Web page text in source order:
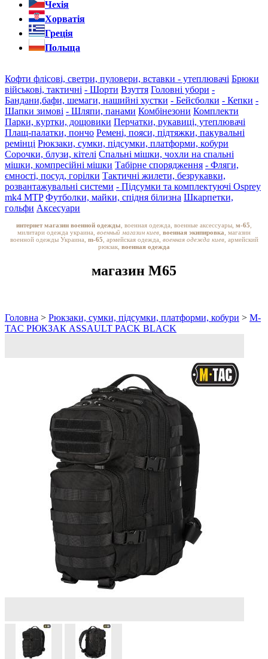
Чехія
Хорватія
Греція
Польща
Кофти флісові, светри, пуловери, вставки - утеплювачі Брюки
військові, тактичні - Шорти Взуття Головні убори -
Бандани,бафи, шемаги, нашийні хустки - Бейсболки - Кепки -
Шапки зимові - Шляпи, панами Комбінезони Комплекти
Парки, куртки, дощовики Перчатки, рукавиці, утеплювачі
Плащ-палатки, пончо Ремені, пояси, підтяжки, пакувальні
ремінці Рюкзаки, сумки, підсумки, платформи, кобури
Сорочки, блузи, кітелі Спальні мішки, чохли на спальні
мішки, компресійні мішки Табірне спорядження - Фляги,
ємності, посуд, горілки Тактичні жилети, безрукавки,
розвантажувальні системи - Підсумки та комплектуючі Osprey
mk4 MTP Футболки, майки, спідня білизна Шкарпетки,
гольфи Аксесуари
интернет магазин военной одежды , военная одежда, военные аксессуары, м-65
милитари одежда украина, военный магазин киев, военная экипировка , магазин
военной одежды Украина, m-65 , армейская одежда, военная одежда киев, армейский
рюкзак, военная одежда
магазин M65
Головна > Рюкзаки, сумки, підсумки, платформи, кобури > M-
TAC РЮКЗАК ASSAULT PACK BLACK